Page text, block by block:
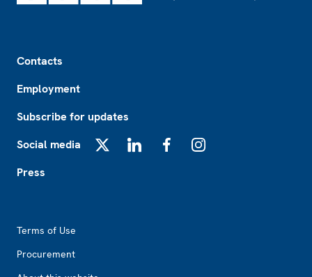
Contacts
Employment
Subscribe for updates
Social media
Press
Terms of Use
Procurement